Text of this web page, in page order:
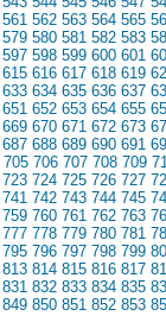
561 562 563 564 565
579 580 581 582 583
597 598 599 600 601
615 616 617 618 619
633 634 635 636 637
651 652 653 654 655
669 670 671 672 673
687 688 689 690 691
705 706 707 708 709
723 724 725 726 727
741 742 743 744 745
759 760 761 762 763
777 778 779 780 781
795 796 797 798 799
813 814 815 816 817
831 832 833 834 835
849 850 851 852 853